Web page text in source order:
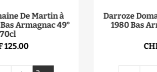
De Martin à
Armagnac 49°
70cl
125.00
Darroze
1980 Bas